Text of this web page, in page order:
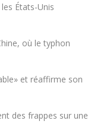
États-Unis
où le typhon
et réaffirme son
des frappes sur une